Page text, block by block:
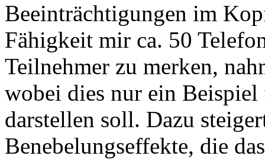
Beeinträchtigungen im
Fähigkeit mir ca. 50
Teilnehmer zu merken,
wobei dies nur ein
darstellen soll. Dazu
Benebelungseffekte, die